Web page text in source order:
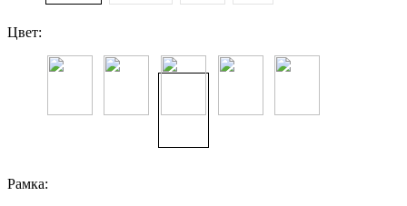
Цвет:
Рамка: